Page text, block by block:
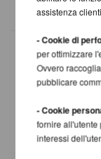
assistenza
- Cookie di
per ottimizzare
Ovvero
pubblicare
- Cookie
fornire
interessi